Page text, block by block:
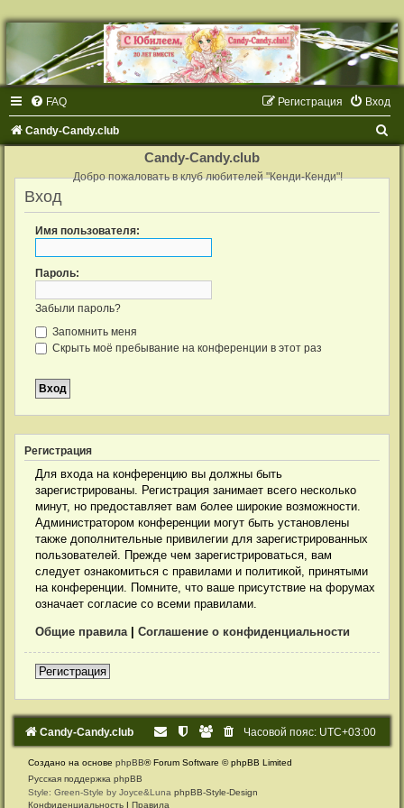
FAQ Вход
Регистрация
Candy-Candy.club
Candy-Candy.club
Добро пожаловать в клуб любителей "Кенди-Кенди"!
Вход
Имя пользователя:
Пароль:
Забыли пароль?
Запомнить меня
Скрыть моё пребывание на конференции в этот раз
Регистрация
Для входа на конференцию вы должны быть
зарегистрированы. Регистрация занимает всего несколько
минут, но предоставляет вам более широкие возможности.
Администратором конференции могут быть установлены
также дополнительные привилегии для зарегистрированных
пользователей. Прежде чем зарегистрироваться, вам
следует ознакомиться с правилами и политикой, принятыми
на конференции. Помните, что ваше присутствие на форумах
означает согласие со всеми правилами.
Общие правила Соглашение о конфиденциальности
Регистрация
Candy-Candy.club Часовой пояс: UTC+03:00
Создано на основе phpBB® Forum Software © phpBB Limited
Русская поддержка phpBB
Style: Green-Style by Joyce&Luna phpBB-Style-Design
Конфиденциальность | Правила